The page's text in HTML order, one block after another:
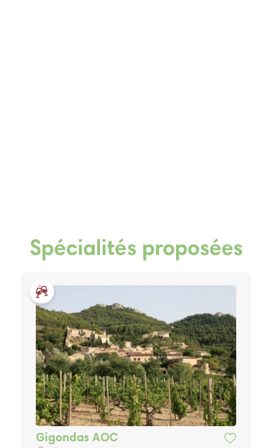
Spécialités proposées
Gigondas AOC